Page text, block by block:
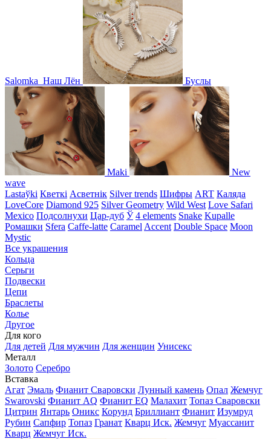
Salomka Наш Лён Буслы
Maki
New
wave
Lastaўki Кветкі Асветнiк Silver trends Шифры ART Каляда
LoveCore Diamond 925 Silver Geometry Wild West Love Safari
Mexico Подсолнухи Цар-дуб Ў 4 elements Snake Kupalle
Ромашки Sfera Caffe-latte Caramel Accent Double Space Moon
Mystic
Все украшения
Кольца
Серьги
Подвески
Цепи
Браслеты
Колье
Другое
Для кого
Для детей Для мужчин Для женщин Унисекс
Металл
Золото Серебро
Вставка
Агат Эмаль Фианит Сваровски Лунный камень Опал Жемчуг
Swarovski Фианит AQ Фианит EQ Малахит Топаз Сваровски
Цитрин Янтарь Оникс Корунд Бриллиант Фианит Изумруд
Рубин Сапфир Топаз Гранат Кварц Иск. Жемчуг Муассанит
Кварц Жемчуг Иск.